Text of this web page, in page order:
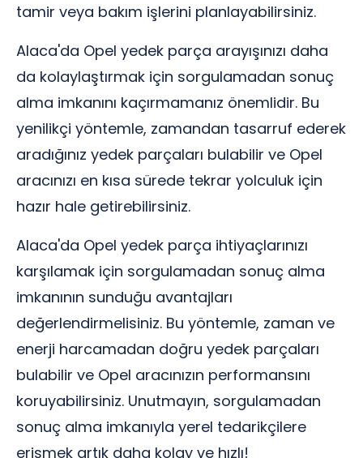
tamir veya bakım işlerini planlayabilirsiniz.
Alaca'da Opel yedek parça arayışınızı daha
da kolaylaştırmak için sorgulamadan sonuç
alma imkanını kaçırmamanız önemlidir. Bu
yenilikçi yöntemle, zamandan tasarruf ederek
aradığınız yedek parçaları bulabilir ve Opel
aracınızı en kısa sürede tekrar yolculuk için
hazır hale getirebilirsiniz.
Alaca'da Opel yedek parça ihtiyaçlarınızı
karşılamak için sorgulamadan sonuç alma
imkanının sunduğu avantajları
değerlendirmelisiniz. Bu yöntemle, zaman ve
enerji harcamadan doğru yedek parçaları
bulabilir ve Opel aracınızın performansını
koruyabilirsiniz. Unutmayın, sorgulamadan
sonuç alma imkanıyla yerel tedarikçilere
erişmek artık daha kolay ve hızlı!